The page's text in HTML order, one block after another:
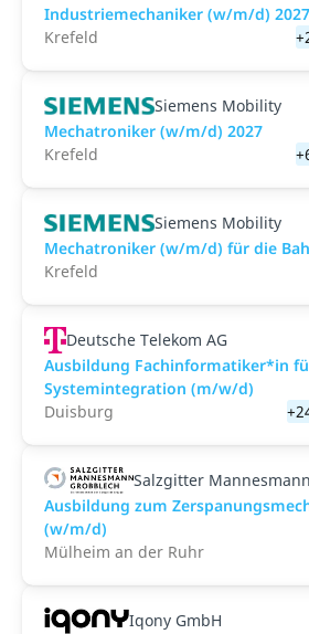
Industriemechaniker (w/m/d) 2027
Krefeld
Siemens Mobility
Mechatroniker (w/m/d) 2027
Krefeld
Siemens Mobility
Mechatroniker (w/m/d) für die
Krefeld
Deutsche Telekom AG
Ausbildung Fachinformatiker*in
Systemintegration (m/w/d)
Duisburg
Salzgitter
Ausbildung zum
(w/m/d)
Mülheim an der Ruhr
Iqony GmbH